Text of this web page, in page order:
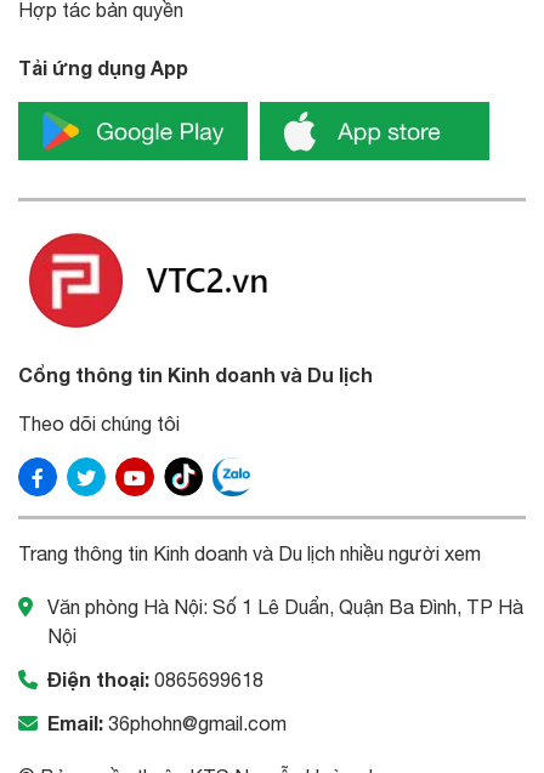
Hợp tác bản quyền
Tải ứng dụng App
Cổng thông tin Kinh doanh và Du lịch
Theo dõi chúng tôi
Trang thông tin Kinh doanh và Du lịch nhiều người xem
Văn phòng Hà Nội: Số 1 Lê Duẩn, Quận Ba Đình, TP Hà
Nội
Điện thoại: 0865699618
Email: 36phohn@gmail.com